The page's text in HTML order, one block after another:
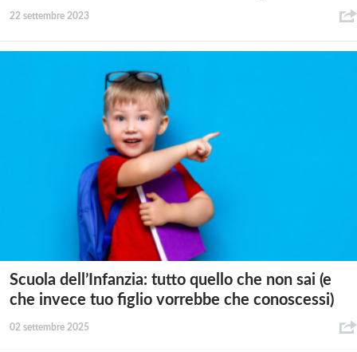
22 settembre 2023
Scuola dell’Infanzia: tutto quello che non sai (e
che invece tuo figlio vorrebbe che conoscessi)
02 settembre 2025